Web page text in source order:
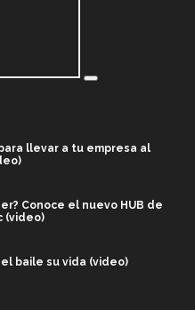
llevar a tu empresa al
Conoce el nuevo HUB de
(video)
baile su vida (video)